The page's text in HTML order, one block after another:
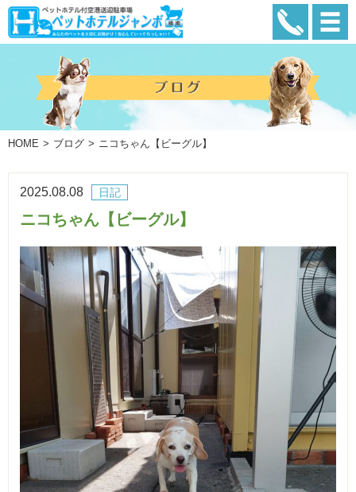
HOME ブログ ニコちゃん【ビーグル】
日記
2025.08.08
ニコちゃん【ビーグル】